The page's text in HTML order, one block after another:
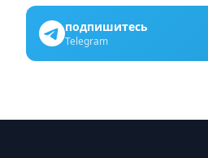
подпишитесь
Telegram